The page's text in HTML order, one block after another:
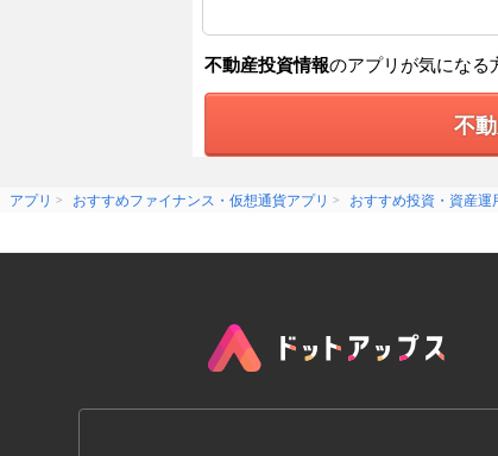
不動産投資情報のアプリが気になる
不
アプリ おすすめファイナンス・仮想通貨アプリ おすすめ投資・資産運